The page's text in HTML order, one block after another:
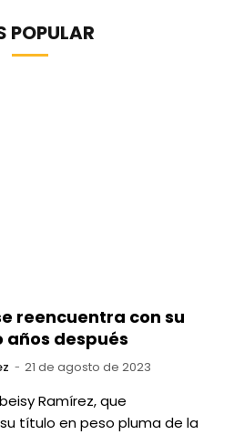
POPULAR
reencuentra con su
años después
21 de agosto de 2023
Ramírez, que
título en peso pluma de la